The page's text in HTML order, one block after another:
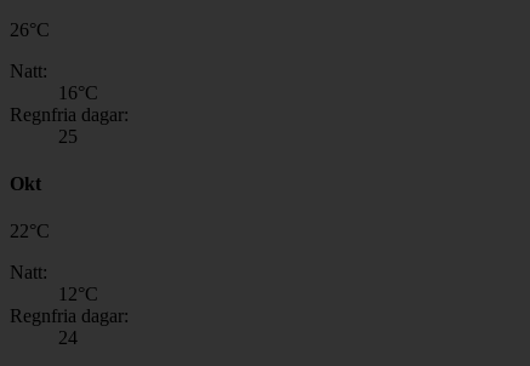
26°C
Natt:
16°C
Regnfria dagar:
25
Okt
22°C
Natt:
12°C
Regnfria dagar:
24